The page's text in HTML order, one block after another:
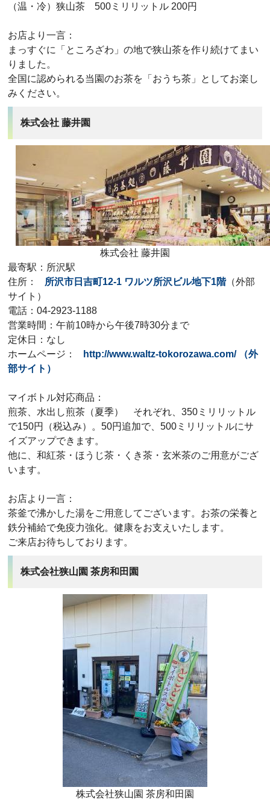
（温・冷）狭山茶 500ミリリットル 200円
お店より一言：
まっすぐに「ところざわ」の地で狭山茶を作り続けてまい
りました。
全国に認められる当園のお茶を「おうち茶」としてお楽し
みください。
株式会社 藤井園
株式会社 藤井園
最寄駅：所沢駅
住所：
所沢市日吉町12-1 ワルツ所沢ビル地下1階（外部
サイト）
電話：04-2923-1188
営業時間：午前10時から午後7時30分まで
定休日：なし
ホームページ：
http://www.waltz-tokorozawa.com/
（外
部サイト）
マイボトル対応商品：
煎茶、水出し煎茶（夏季） それぞれ、350ミリリットル
で150円（税込み）。50円追加で、500ミリリットルにサ
イズアップできます。
他に、和紅茶・ほうじ茶・くき茶・玄米茶のご用意がござ
います。
お店より一言：
茶釜で沸かした湯をご用意してございます。お茶の栄養と
鉄分補給で免疫力強化。健康をお支えいたします。
ご来店お待ちしております。
株式会社狭山園 茶房和田園
株式会社狭山園 茶房和田園